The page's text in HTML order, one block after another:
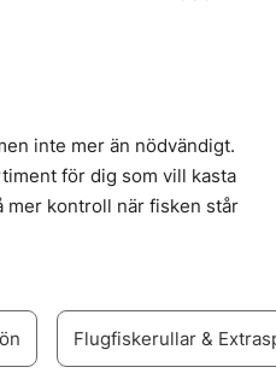
inte mer än nödvändigt.
för dig som vill kasta
mer kontroll när fisken står
vadare och set
Inte prydnad. Därför
flugfiskare och nybörjare
Flugfiskerullar &